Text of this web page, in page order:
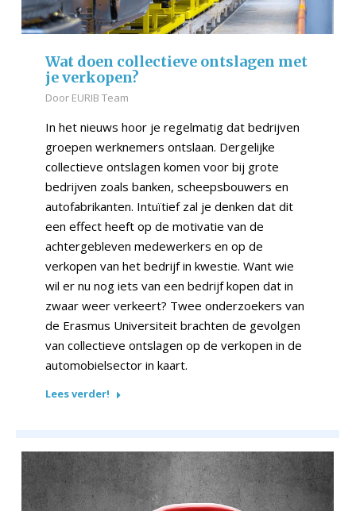
Wat doen collectieve ontslagen met
je verkopen?
Door EURIB Team
In het nieuws hoor je regelmatig dat bedrijven
groepen werknemers ontslaan. Dergelijke
collectieve ontslagen komen voor bij grote
bedrijven zoals banken, scheepsbouwers en
autofabrikanten. Intuïtief zal je denken dat dit
een effect heeft op de motivatie van de
achtergebleven medewerkers en op de
verkopen van het bedrijf in kwestie. Want wie
wil er nu nog iets van een bedrijf kopen dat in
zwaar weer verkeert? Twee onderzoekers van
de Erasmus Universiteit brachten de gevolgen
van collectieve ontslagen op de verkopen in de
automobielsector in kaart.
Lees verder!